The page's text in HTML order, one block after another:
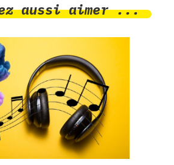
aussi aimer ...